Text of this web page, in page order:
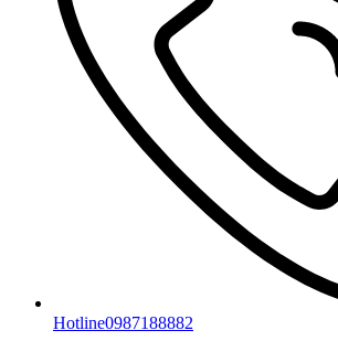
Hotline0987188882